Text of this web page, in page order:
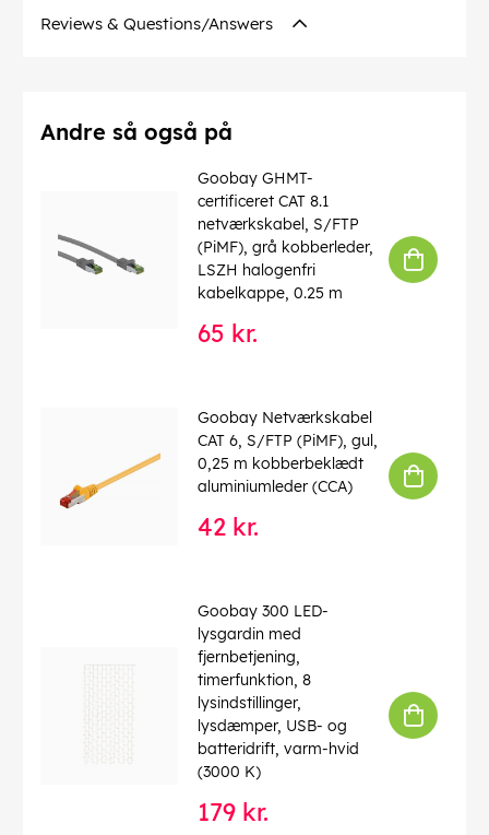
Numre af skærm: 2 x
Driftstemperatur fra: -20 °C
max. båndbredde
: 100 MHz
: tosidet
: Rundkabel
Materiale kabelkappe: PVC
Inder leder materiale: CCA (kobberbeklædt aluminium)
4040849501456
Reviews & Questions/Answers
Andre så også på
Goobay GHMT-
certificeret CAT 8.1
netværkskabel, S/FTP
(PiMF), grå kobberleder,
LSZH halogenfri
kabelkappe, 0.25 m
65 kr.
Goobay Netværkskabel
CAT 6, S/FTP (PiMF), gul,
0,25 m kobberbeklædt
aluminiumleder (CCA)
42 kr.
Goobay 300 LED-
lysgardin med
fjernbetjening,
timerfunktion, 8
lysindstillinger,
lysdæmper, USB- og
batteridrift, varm-hvid
(3000 K)
179 kr.